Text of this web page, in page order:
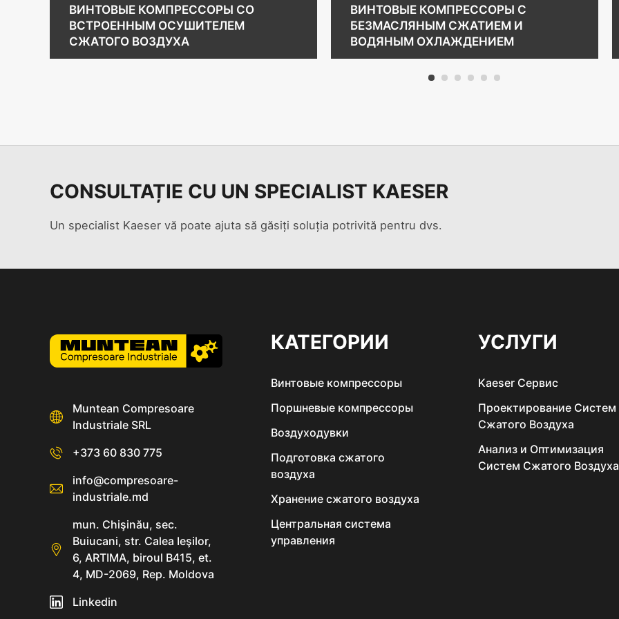
ВИНТОВЫЕ КОМПРЕССОРЫ СО
ВСТРОЕННЫМ ОСУШИТЕЛЕМ
СЖАТОГО ВОЗДУХА
ВИНТОВЫЕ КОМПРЕССОРЫ С
БЕЗМАСЛЯНЫМ СЖАТИЕМ И
ВОДЯНЫМ ОХЛАЖДЕНИЕМ
4 5 6
CONSULTAȚIE CU UN SPECIALIST KAESER
Un specialist Kaeser vă poate ajuta să găsiți soluția potrivită pentru dvs.
Muntean Compresoare
Industriale SRL
+373 60 830 775
info@compresoare-
industriale.md
mun. Chişinău, sec.
Buiucani, str. Calea Ieşilor,
6, ARTIMA, biroul B415, et.
4, MD-2069, Rep. Moldova
Linkedin
КАТЕГОРИИ
Винтовые компрессоры
Поршневые компрессоры
Воздуходувки
Подготовка сжатого
воздуха
Хранение сжатого воздуха
Центральная система
управления
УСЛУГИ
Kaeser Сервис
Проектирование Систем
Сжатого Воздуха
Анализ и Оптимизация
Систем Сжатого Воздуха